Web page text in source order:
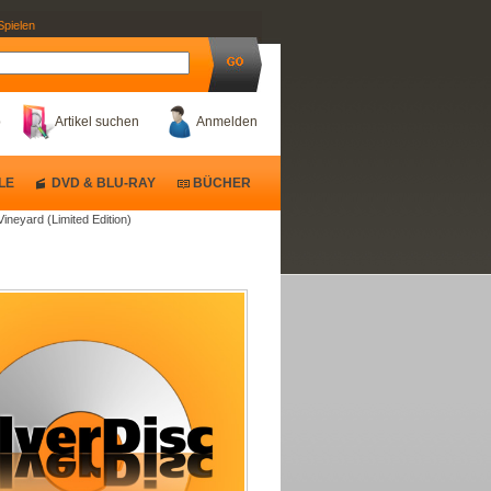
Anmelden
Artikel suchen
(Limited Edition)
DVD & BLU-RAY BÜCHER